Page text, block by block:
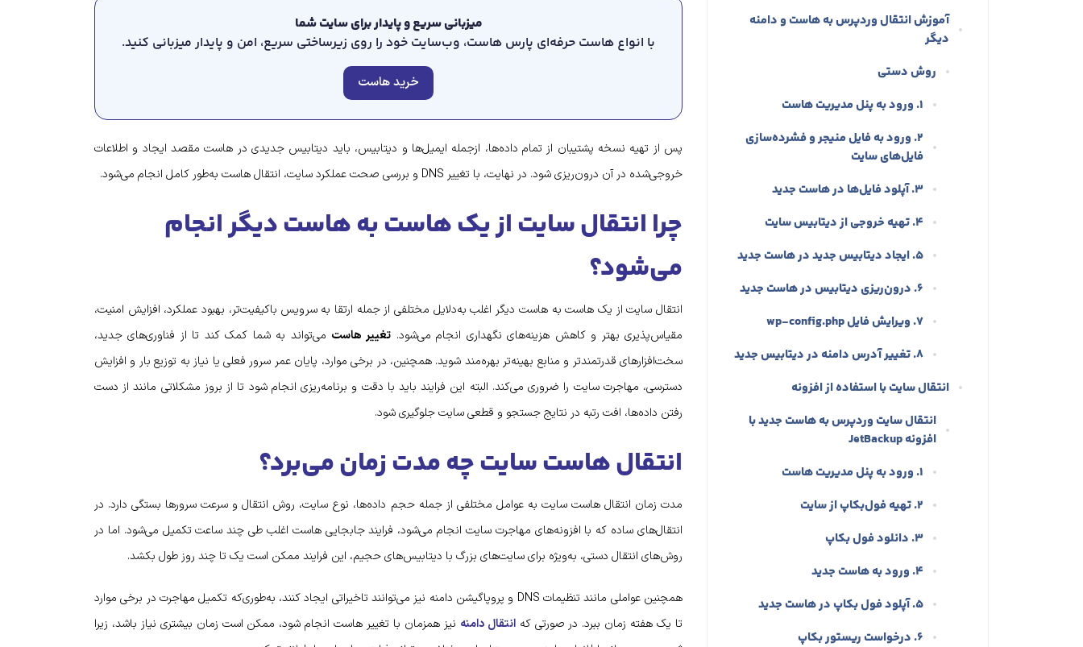
آموزش انتقال وردپرس به هاست و دامنه
دیگر
روش دستی
۱. ورود به پنل مدیریت هاست
۲. ورود به فایل منیجر و فشرده‌سازی
فایل‌های سایت
۳. آپلود فایل‌ها در هاست جدید
۴. تهیه خروجی از دیتابیس سایت
۵. ایجاد دیتابیس جدید در هاست جدید
۶. درون‌ریزی دیتابیس در هاست جدید
۷. ویرایش فایل wp-config.php
۸. تغییر آدرس دامنه در دیتابیس جدید
انتقال سایت با استفاده از افزونه
انتقال سایت وردپرس به هاست جدید با
افزونه JetBackup
۱. ورود به پنل مدیریت هاست
۲. تهیه فول‌بکاپ از سایت
۳. دانلود فول بکاپ
۴. ورود به هاست جدید
۵. آپلود فول بکاپ در هاست جدید
۶. درخواست ریستور بکاپ
میزبانی سریع و پایدار برای سایت شما
با انواع هاست حرفه‌ای پارس هاست، وب‌سایت خود را روی زیرساختی سریع، امن و پایدار میزبانی کنید.
خرید هاست
پس از تهیه نسخه پشتیبان از تمام داده‌ها، ازجمله ایمیل‌ها و دیتابیس، باید دیتابیس جدیدی در هاست مقصد ایجاد و اطلاعات
خروجی‌شده در آن درون‌ریزی شود. در نهایت، با تغییر DNS و بررسی صحت عملکرد سایت، انتقال هاست به‌طور کامل انجام می‌شود.
چرا انتقال سایت از یک هاست به هاست دیگر انجام
می‌شود؟
انتقال سایت از یک هاست به هاست دیگر اغلب به‌دلایل مختلفی از جمله ارتقا به سرویس باکیفیت‌تر، بهبود عملکرد، افزایش امنیت،
مقیاس‌پذیری بهتر و کاهش هزینه‌های نگهداری انجام می‌شود. تغییر هاست می‌تواند به شما کمک کند تا از فناوری‌های جدید،
سخت‌افزارهای قدرتمندتر و منابع بهینه‌تر بهره‌مند شوید. همچنین، در برخی موارد، پایان عمر سرور فعلی یا نیاز به توزیع بار و افزایش
دسترسی، مهاجرت سایت را ضروری می‌کند. البته این فرایند باید با دقت و برنامه‌ریزی انجام شود تا از بروز مشکلاتی مانند از دست
رفتن داده‌ها، افت رتبه در نتایج جستجو و قطعی سایت جلوگیری شود.
انتقال هاست سایت چه مدت زمان می‌برد؟
مدت زمان انتقال هاست سایت به عوامل مختلفی از جمله حجم داده‌ها، نوع سایت، روش انتقال و سرعت سرورها بستگی دارد. در
انتقال‌های ساده که با افزونه‌های مهاجرت سایت انجام می‌شود، فرایند جابجایی هاست اغلب طی چند ساعت تکمیل می‌شود. اما در
روش‌های انتقال دستی، به‌ویژه برای سایت‌های بزرگ با دیتابیس‌های حجیم، این فرایند ممکن است یک تا چند روز طول بکشد.
همچنین عواملی مانند تنظیمات DNS و پروپاگیشن دامنه نیز می‌توانند تاخیراتی ایجاد کنند، به‌طوری‌که تکمیل مهاجرت در برخی موارد
تا یک هفته زمان ببرد. در صورتی کهانتقال دامنه نیز همزمان با تغییر هاست انجام شود، ممکن است زمان بیشتری نیاز باشد، زیرا